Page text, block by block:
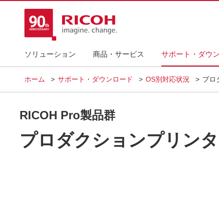
ソリューション 商品・サービス サポート・ダウ
ホーム サポート・ダウンロード OS別対応状況 プロ
RICOH Pro製品群
プロダクションプリン